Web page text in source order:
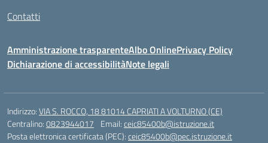
Contatti
Amministrazione trasparenteAlbo OnlinePrivacy Policy
Dichiarazione di accessibilitàNote legali
Indirizzo:VIA S. ROCCO, 18 81014 CAPRIATI A VOLTURNO (CE)
Centralino:0823944017 Email:ceic85400b@istruzione.it
Posta elettronica certificata (PEC):ceic85400b@pec.istruzione.it